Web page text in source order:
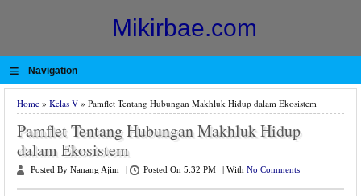
Mikirbae.com
≡ Navigation
Home » Kelas V » Pamflet Tentang Hubungan Makhluk Hidup dalam Ekosistem
Pamflet Tentang Hubungan Makhluk Hidup
dalam Ekosistem
Posted By Nanang Ajim Posted On 5:32 PM With No Comments